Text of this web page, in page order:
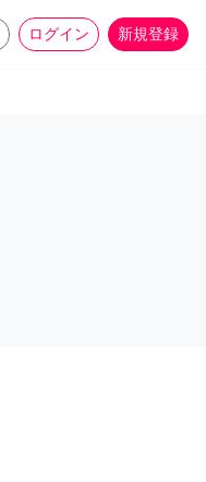
ログイン 新規登録